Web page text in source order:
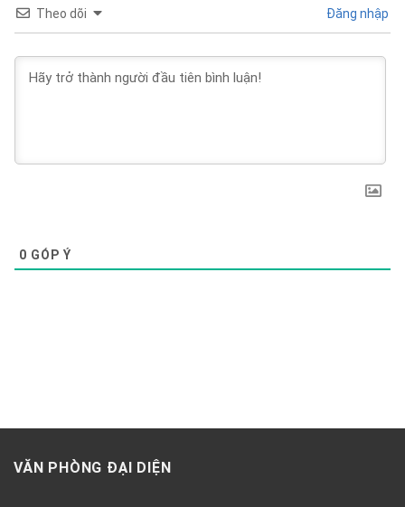
Theo dõi Đăng nhập
0 GÓP Ý
VĂN PHÒNG ĐẠI DIỆN